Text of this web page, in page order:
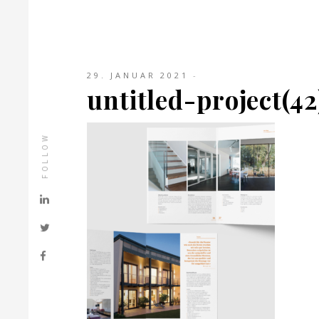
FOLLOW
29. JANUAR 2021
untitled-